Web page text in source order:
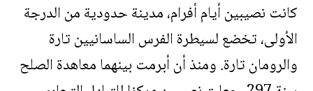
كانت نصيبين أيام أفرام، مدينة حدودية من الدرجة
الأولى، تخضع لسيطرة الفرس الساسانيين تارة
والرومان تارة. ومنذ أن أبرمت بينهما معاهدة الصلح